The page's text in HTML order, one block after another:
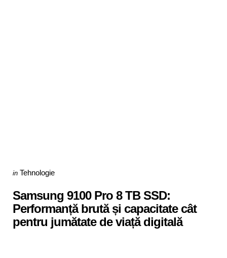
Categories
Posted
in Tehnologie
Samsung 9100 Pro 8 TB SSD:
Performanță brută și capacitate cât
pentru jumătate de viață digitală